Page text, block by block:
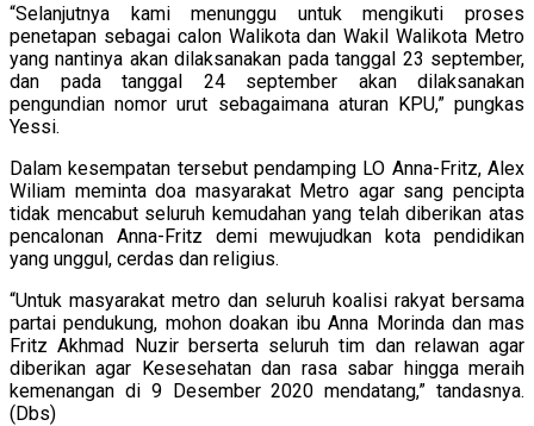
“Selanjutnya kami menunggu untuk mengikuti proses
penetapan sebagai calon Walikota dan Wakil Walikota Metro
yang nantinya akan dilaksanakan pada tanggal 23 september,
dan pada tanggal 24 september akan dilaksanakan
pengundian nomor urut sebagaimana aturan KPU,” pungkas
Yessi.
Dalam kesempatan tersebut pendamping LO Anna-Fritz, Alex
Wiliam meminta doa masyarakat Metro agar sang pencipta
tidak mencabut seluruh kemudahan yang telah diberikan atas
pencalonan Anna-Fritz demi mewujudkan kota pendidikan
yang unggul, cerdas dan religius.
“Untuk masyarakat metro dan seluruh koalisi rakyat bersama
partai pendukung, mohon doakan ibu Anna Morinda dan mas
Fritz Akhmad Nuzir berserta seluruh tim dan relawan agar
diberikan agar Kesesehatan dan rasa sabar hingga meraih
kemenangan di 9 Desember 2020 mendatang,” tandasnya.
(Dbs)